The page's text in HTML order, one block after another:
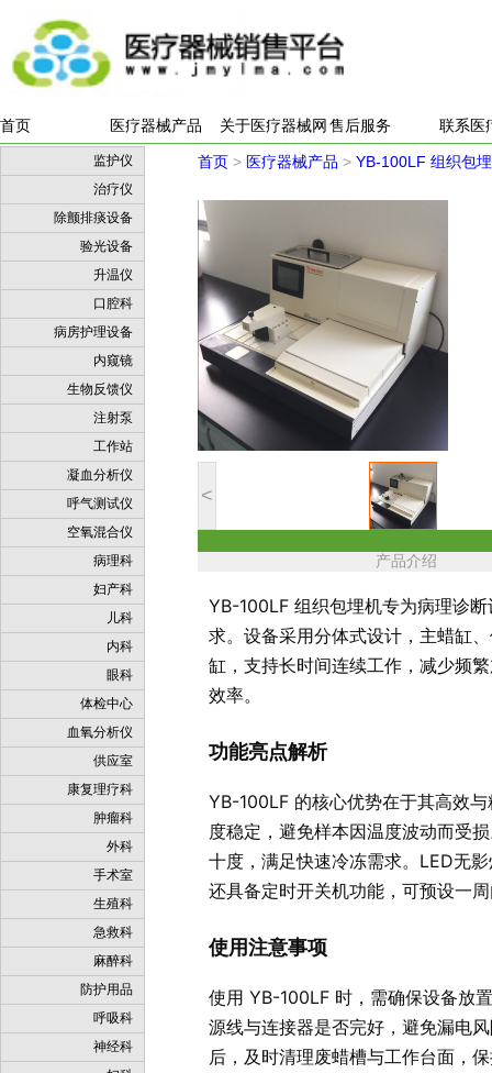
首页 医疗器械产品 关于医疗器械网售后服务 联系医
监护仪
治疗仪
除颤排痰设备
验光设备
升温仪
口腔科
病房护理设备
内窥镜
生物反馈仪
注射泵
工作站
凝血分析仪
呼气测试仪
空氧混合仪
病理科
妇产科
儿科
内科
眼科
体检中心
血氧分析仪
供应室
康复理疗科
肿瘤科
外科
手术室
生殖科
急救科
麻醉科
防护用品
呼吸科
神经科
首页 > 医疗器械产品 > YB-100LF 组织包
<
产品介绍
YB-100LF 组织包埋机专为病理诊
求。设备采用分体式设计，主蜡缸
缸，支持长时间连续工作，减少频
效率。
功能亮点解析
YB-100LF 的核心优势在于其高效
度稳定，避免样本因温度波动而受
十度，满足快速冷冻需求。LED无
还具备定时开关机功能，可预设一
使用注意事项
使用 YB-100LF 时，需确保设备放
源线与连接器是否完好，避免漏电
后，及时清理废蜡槽与工作台面，